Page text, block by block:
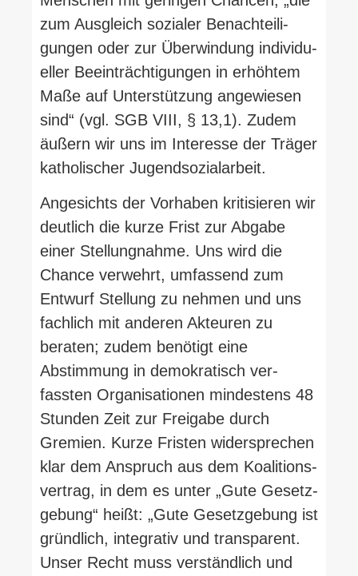
zum Aus­gleich sozialer Benach­tei­li­
gungen oder zur Über­windung indi­vi­du­
eller Beein­träch­ti­gungen in erhöhtem
Maße auf Unter­stützung ange­wiesen
sind“ (vgl. SGB VIII, § 13,1). Zudem
äußern wir uns im Interesse der Träger
katho­li­scher Jugendsozialarbeit.
Ange­sichts der Vor­haben kri­ti­sieren wir
deutlich die kurze Frist zur Abgabe
einer Stel­lung­nahme. Uns wird die
Chance ver­wehrt, umfassend zum
Entwurf Stellung zu nehmen und uns
fachlich mit anderen Akteuren zu
beraten; zudem benötigt eine
Abstimmung in demo­kra­tisch ver­
fassten Orga­ni­sa­tionen min­destens 48
Stunden Zeit zur Freigabe durch
Gremien. Kurze Fristen wider­sprechen
klar dem Anspruch aus dem Koali­ti­ons­
vertrag, in dem es unter „Gute Gesetz­
gebung“ heißt: „Gute Gesetz­gebung ist
gründlich, inte­grativ und trans­parent.
Unser Recht muss ver­ständlich und